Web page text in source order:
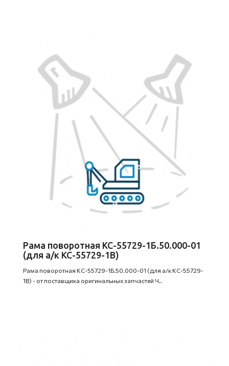
Рама поворотная КС-55729-1Б.50.000-01
(для а/к КС-55729-1В)
Рама поворотная КС-55729-1Б.50.000-01 (для а/к КС-55729-
1В) - от поставщика оригинальных запчастей Ч..